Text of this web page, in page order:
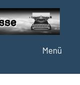
Menü